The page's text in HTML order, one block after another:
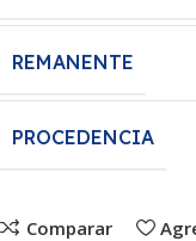
REMANENTE
PROCEDENCIA
Comparar